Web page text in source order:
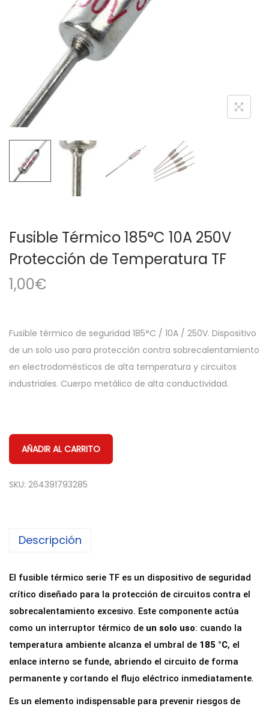
a
cd
Fusible Térmico 185°C 10A 250V
Protección de Temperatura TF
1,00€
Fusible térmico de seguridad 185°C / 10A / 250V. Dispositivo
de un solo uso para protección contra sobrecalentamiento
en electrodomésticos de alta temperatura y circuitos
industriales. Cuerpo metálico de alta conductividad.
AÑADIR AL CARRITO
SKU: 264391793285
Descripción
El fusible térmico serie TF es un dispositivo de seguridad
crítico diseñado para la protección de circuitos contra el
sobrecalentamiento excesivo. Este componente actúa
como un interruptor térmico de un solo uso: cuando la
temperatura ambiente alcanza el umbral de 185 °C, el
enlace interno se funde, abriendo el circuito de forma
permanente y cortando el flujo eléctrico inmediatamente.
Es un elemento indispensable para prevenir riesgos de